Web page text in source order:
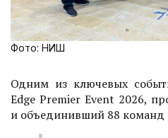
Фото: НИШ
Одним из ключевых
Edge Premier Event 2026,
и объединивший 88 команд